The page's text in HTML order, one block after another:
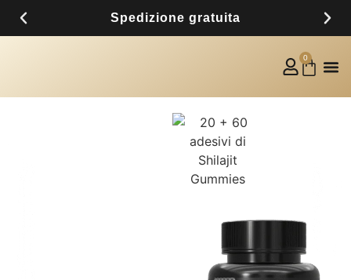
Spedizione gratuita
0